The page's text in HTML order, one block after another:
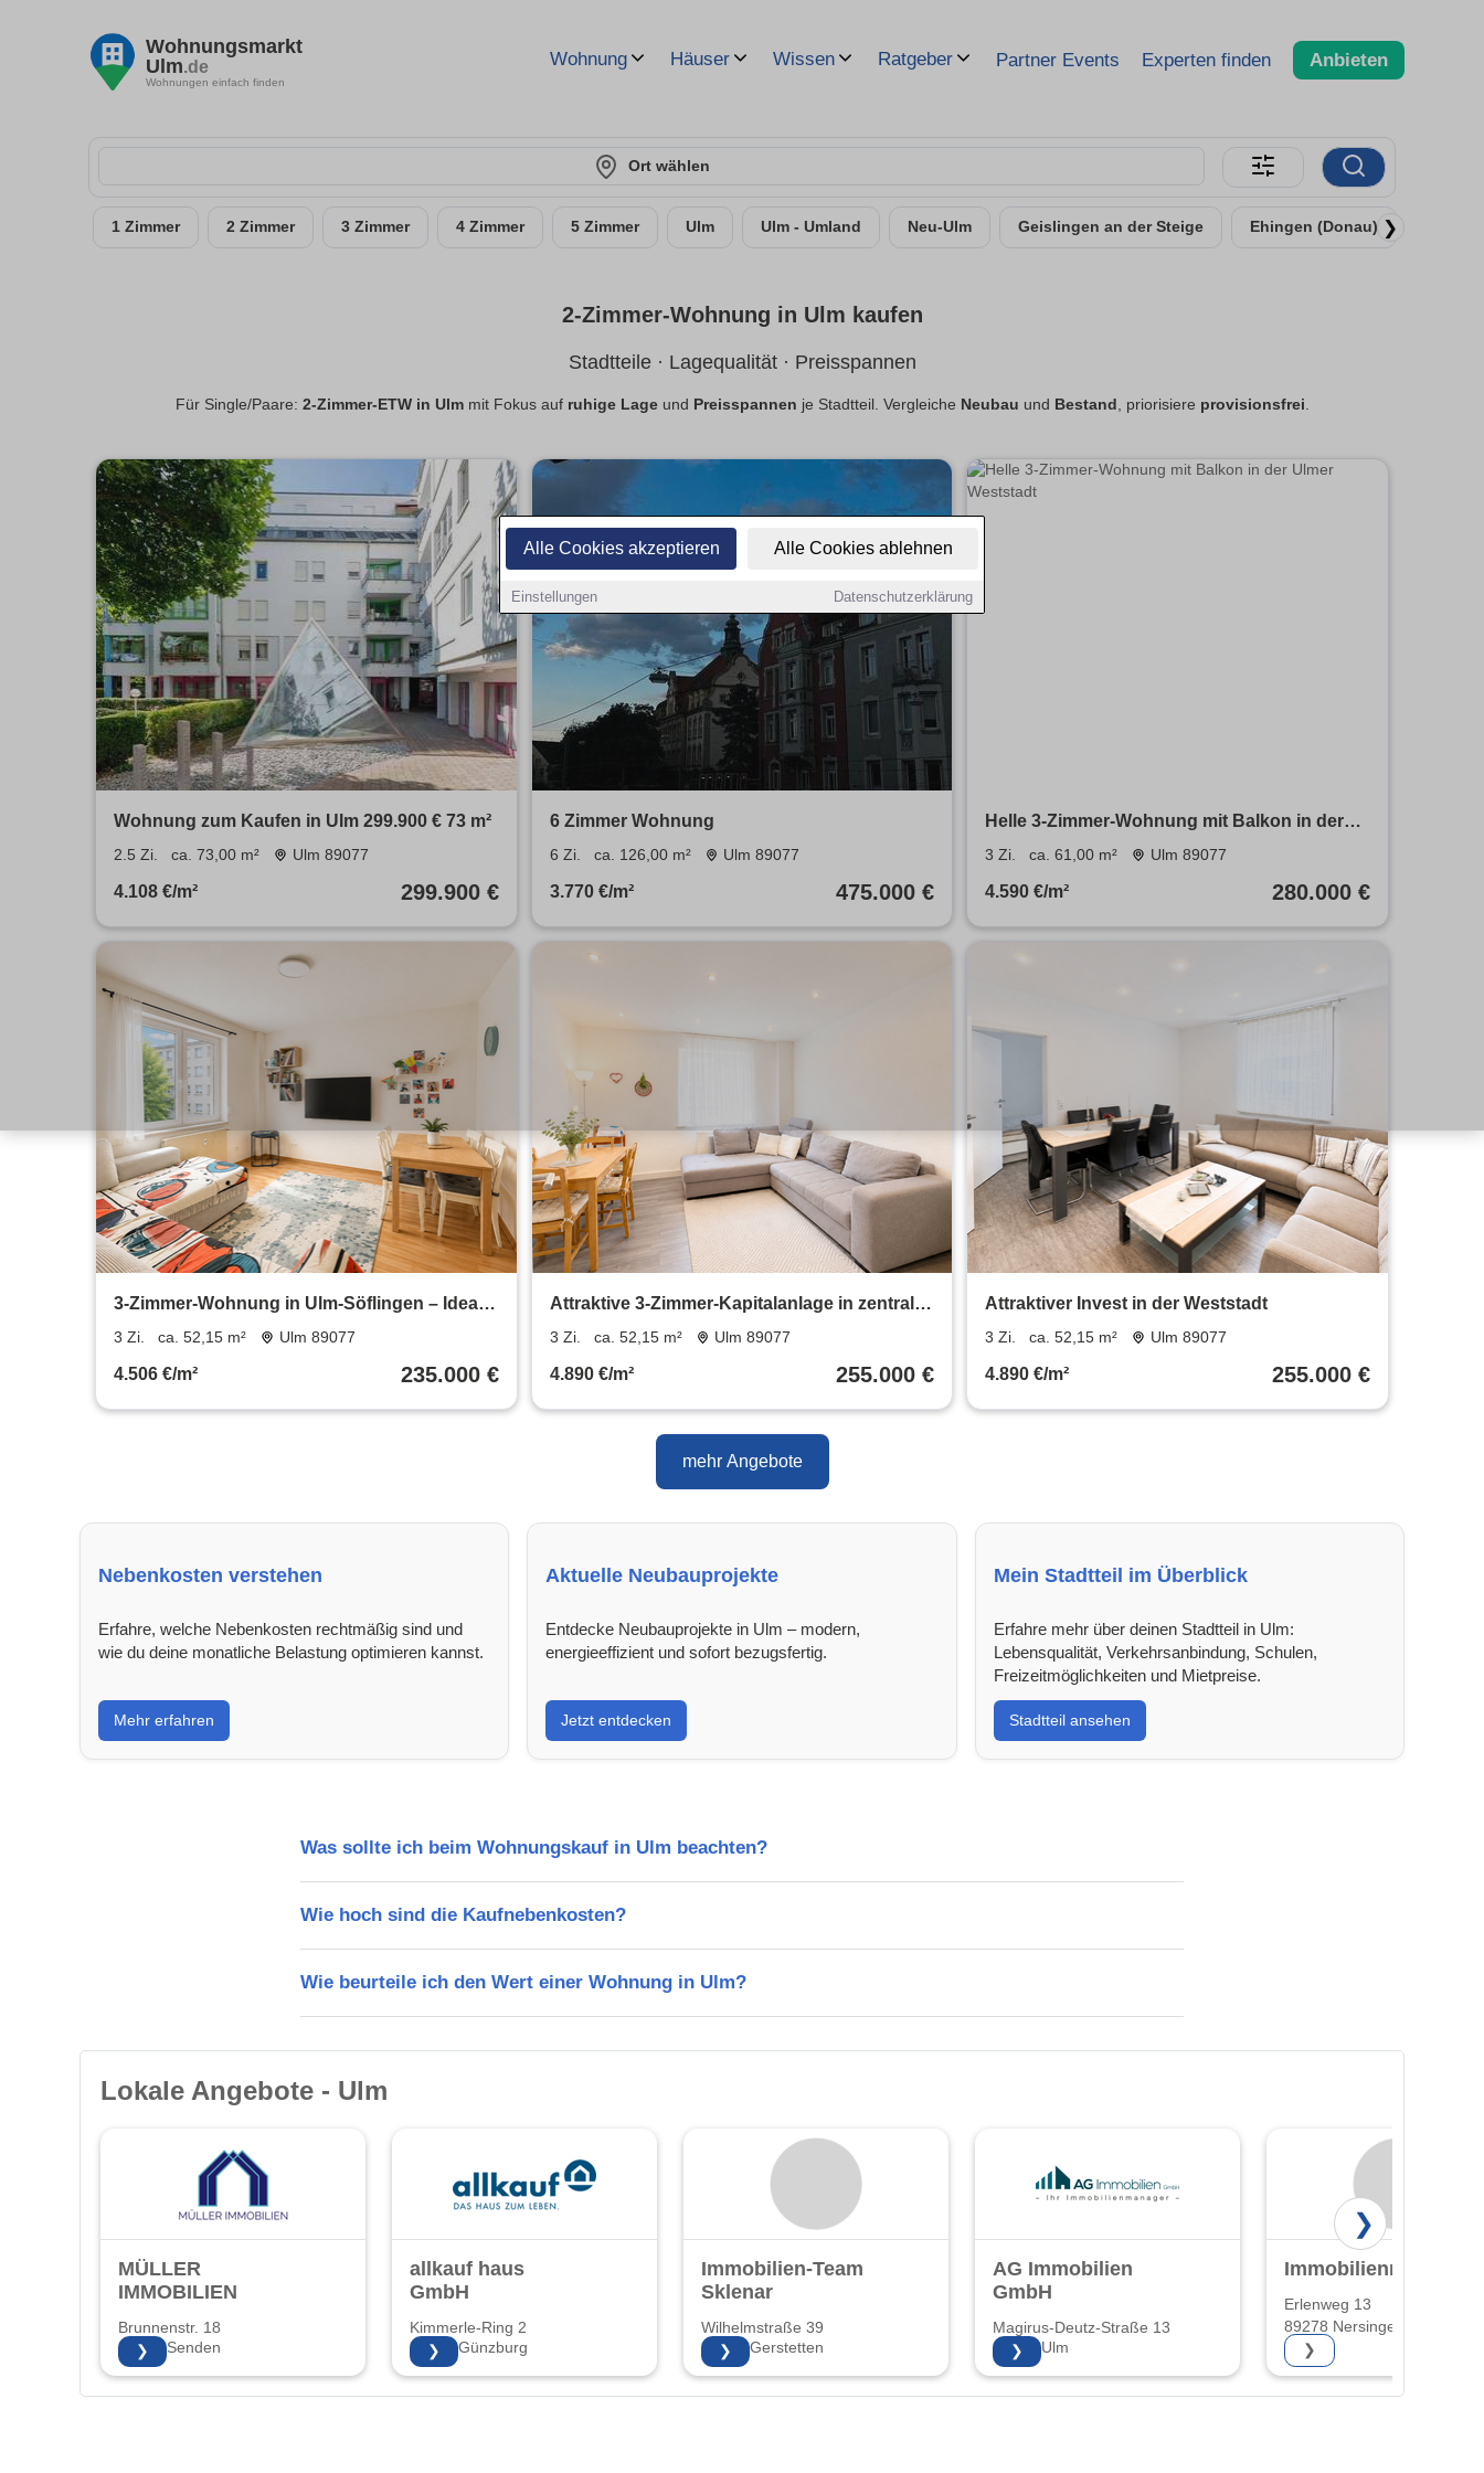
Alle Cookies akzeptieren Alle Cookies ablehnen
Einstellungen Datenschutzerklärung
Wohnungsmarkt
Ulm.de
Wohnungen einfach finden
Wohnung Häuser Wissen Ratgeber Partner Events Experten finden Anbieten
Ort wählen
1 Zimmer 2 Zimmer 3 Zimmer 4 Zimmer 5 Zimmer Ulm Ulm - Umland Neu-Ulm Geislingen an der Steige Ehingen (Donau) ❯
2-Zimmer-Wohnung in Ulm kaufen
Stadtteile · Lagequalität · Preisspannen
Für Single/Paare: 2-Zimmer-ETW in Ulmmit Fokus auf ruhige Lageund Preisspannen je Stadtteil. Vergleiche Neubau und Bestand , priorisiere provisionsfrei.
Wohnung zum Kaufen in Ulm 299.900 € 73 m²
2.5 Zi. ca. 73,00 m² Ulm 89077
4.108 €/m² 299.900 €
6 Zimmer Wohnung
6 Zi. ca. 126,00 m² Ulm 89077
3.770 €/m² 475.000 €
Helle 3-Zimmer-Wohnung mit Balkon in der
Ulmer Weststadt
3 Zi. ca. 61,00 m² Ulm 89077
4.590 €/m² 280.000 €
3-Zimmer-Wohnung in Ulm-Söflingen – Ideal
für Kapitalanleger
3 Zi. ca. 52,15 m² Ulm 89077
4.506 €/m² 235.000 €
Attraktive 3-Zimmer-Kapitalanlage in zentraler
Lage
3 Zi. ca. 52,15 m² Ulm 89077
4.890 €/m² 255.000 €
Attraktiver Invest in der Weststadt
3 Zi. ca. 52,15 m² Ulm 89077
4.890 €/m² 255.000 €
mehr Angebote
Nebenkosten verstehen
Erfahre, welche Nebenkosten rechtmäßig sind und
wie du deine monatliche Belastung optimieren kannst.
Mehr erfahren
Aktuelle Neubauprojekte
Entdecke Neubauprojekte in Ulm – modern,
energieeffizient und sofort bezugsfertig.
Jetzt entdecken
Mein Stadtteil im Überblick
Erfahre mehr über deinen Stadtteil in Ulm:
Lebensqualität, Verkehrsanbindung, Schulen,
Freizeitmöglichkeiten und Mietpreise.
Stadtteil ansehen
Was sollte ich beim Wohnungskauf in Ulm beachten?
Wie hoch sind die Kaufnebenkosten?
Wie beurteile ich den Wert einer Wohnung in Ulm?
Lokale Angebote - Ulm
MÜLLER
IMMOBILIEN
Brunnenstr. 18
89250 Senden
❯
allkauf haus
GmbH
Kimmerle-Ring 2
89312 Günzburg
❯
Immobilien-Team
Sklenar
Wilhelmstraße 39
89547 Gerstetten
❯
AG Immobilien
GmbH
Magirus-Deutz-Straße 13
89077 Ulm
❯
Erlenweg 13
89278 Nersingen
❯
❯